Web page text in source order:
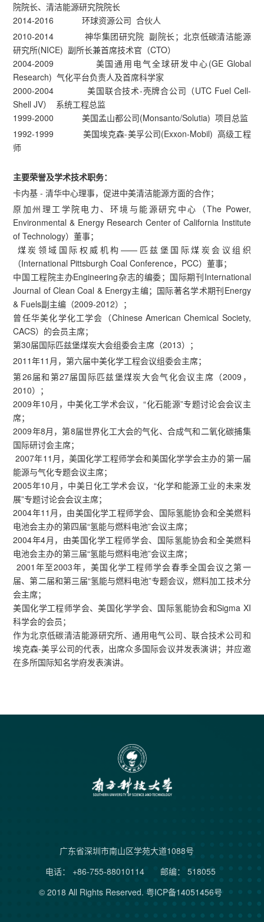
院院长、清洁能源研究院院长
2014-2016 环球资源公司 合伙人
2010-2014 神华集团研究院 副院长；北京低碳清洁能源
研究所(NICE) 副所长兼首席技术官（CTO）
2004-2009 美国通用电气全球研发中心(GE Global
Research) 气化平台负责人及首席科学家
2000-2004 美国联合技术-壳牌合公司（UTC Fuel Cell-
Shell JV） 系统工程总监
1999-2000 美国孟山都公司(Monsanto/Solutia) 项目总监
1992-1999 美国埃克森-美孚公司(Exxon-Mobil) 高级工程
师
主要荣誉及学术技术职务：
卡内基 - 清华中心理事，促进中美清洁能源方面的合作；
原加州理工学院电力、环境与能源研究中心（The Power,
Environmental & Energy Research Center of California Institute
of Technology）董事；
煤炭领域国际权威机构——匹兹堡国际煤炭会议组织
（International Pittsburgh Coal Conference，PCC）董事；
中国工程院主办Engineering杂志的编委；国际期刊International
Journal of Clean Coal & Energy主编；国际著名学术期刊Energy
& Fuels副主编（2009-2012）；
曾任华美化学化工学会（Chinese American Chemical Society,
CACS）的会员主席；
第30届国际匹兹堡煤炭大会组委会主席（2013）；
2011年11月，第六届中美化学工程会议组委会主席；
第26届和第27届国际匹兹堡煤炭大会气化会议主席（2009，
2010）；
2009年10月，中美化工学术会议，“化石能源”专题讨论会会议主
席；
2009年8月，第8届世界化工大会的气化、合成气和二氧化碳捕集
国际研讨会主席；
2007年11月，美国化学工程师学会和美国化学学会主办的第一届
能源与气化专题会议主席；
2005年10月，中美日化工学术会议，“化学和能源工业的未来发
展”专题讨论会会议主席；
2004年11月，由美国化学工程师学会、国际氢能协会和全美燃料
电池会主办的第四届“氢能与燃料电池”会议主席；
2004年4月，由美国化学工程师学会、国际氢能协会和全美燃料
电池会主办的第三届“氢能与燃料电池”会议主席；
2001年至2003年，美国化学工程师学会春季全国会议之第一
届、第二届和第三届“氢能与燃料电池”专题会议，燃料加工技术分
会主席；
美国化学工程师学会、美国化学学会、国际氢能协会和Sigma XI
科学会的会员；
作为北京低碳清洁能源研究所、通用电气公司、联合技术公司和
埃克森-美孚公司的代表，出席众多国际会议并发表演讲；并应邀
在多所国际知名学府发表演讲。
广东省深圳市南山区学苑大道1088号
电话： +86-755-88010114
邮编： 518055
© 2018 All Rights Reserved. 粤ICP备14051456号